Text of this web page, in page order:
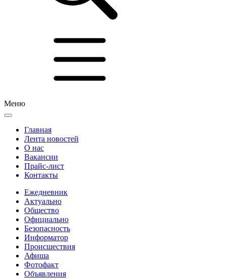
Меню
Главная
Лента новостей
О нас
Вакансии
Прайс-лист
Контакты
Ежедневник
Актуально
Общество
Официально
Безопасность
Информатор
Происшествия
Афиша
Фотофакт
Объявления